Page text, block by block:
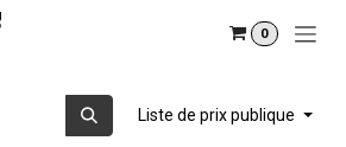
0
Liste de prix publique